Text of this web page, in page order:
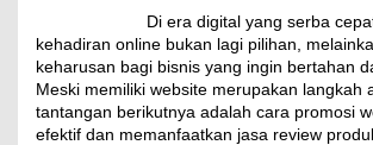
Di era digital yang serba
kehadiran online bukan lagi pilihan,
keharusan bagi bisnis yang ingin bertahan
Meski memiliki website merupakan langkah
tantangan berikutnya adalah cara promosi
efektif dan memanfaatkan jasa review